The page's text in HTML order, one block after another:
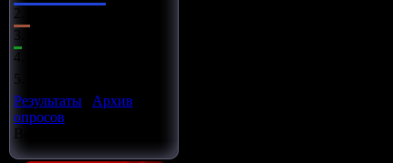
2.
3.
4.
5.
Результаты
Архив
опросов
Всего ответов: